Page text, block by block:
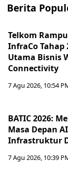
Berita
Telkom
InfraCo Tahap
Utama Bisnis
Connectivity
7 Agu 2026, 10:54
BATIC 2026:
Masa Depan
Infrastruktur
7 Agu 2026, 10:39